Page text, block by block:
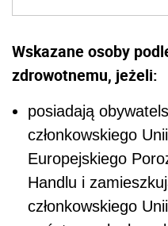
Wskazane osoby
zdrowotnemu, jeżeli:
posiadają
członkowskiego
Europejskiego
Handlu i
członkowskiego